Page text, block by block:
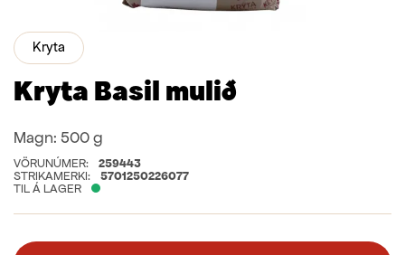
Kryta
Kryta Basil mulið
Magn: 500 g
VÖRUNÚMER:
259443
STRIKAMERKI:
5701250226077
TIL Á LAGER